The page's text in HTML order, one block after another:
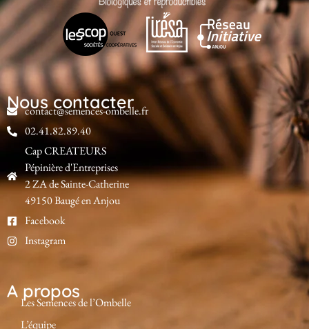
Nous contacter
contact@semences-ombelle.fr
02.41.82.89.40
Cap CREATEURS
Pépinière d'Entreprises
2 ZA de Sainte-Catherine
49150 Baugé en Anjou
Facebook
Instagram
A propos
Les Semences de l’Ombelle
L’équipe